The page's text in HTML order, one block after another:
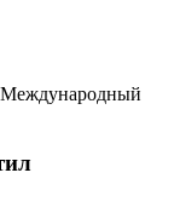
Международный